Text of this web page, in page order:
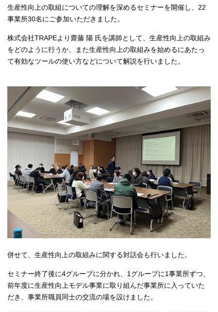
生産性向上の取組についての理解を深めるセミナーを開催し、22
事業所30名にご参加いただきました。
株式会社TRAPEより齋藤 陽 氏を講師として、生産性向上の取組み
をどのように行うか、また生産性向上の取組みを始めるにあたっ
て有効なツールの使い方などについて解説を行いました。
併せて、生産性向上の取組みに関する対話会も行いました。
セミナー終了後に4グループに分かれ、1グループに1事業所ずつ、
前年度に生産性向上モデル事業に取り組んだ事業所に入っていた
だき、事業所職員同士の交流の場を設けました。